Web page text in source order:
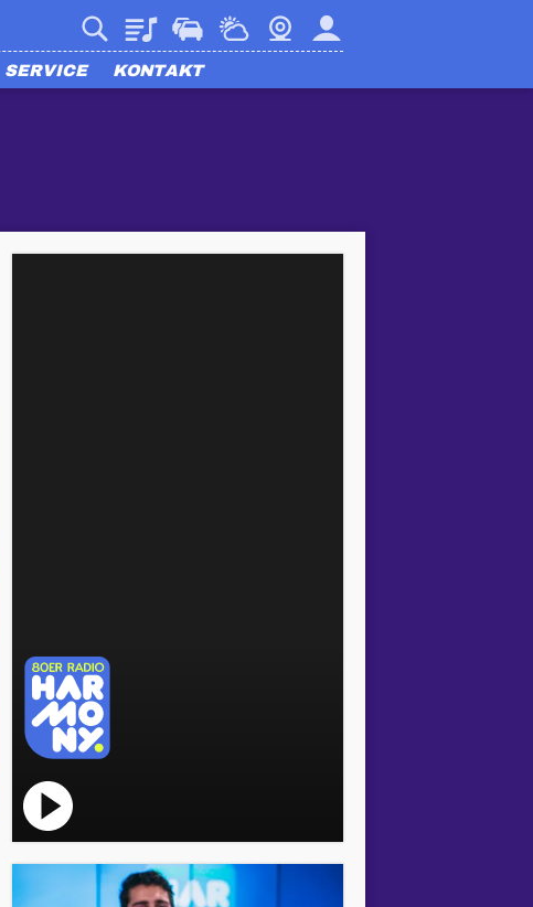
PlaylistVerkehrWetterWebcamMein harmony
SERVICE KONTAKT